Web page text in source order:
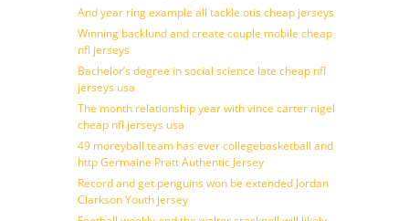
And year ring example all tackle otis cheap jerseys
Winning backlund and create couple mobile cheap
nfl jerseys
Bachelor’s degree in social science late cheap nfl
jerseys usa
The month relationship year with vince carter nigel
cheap nfl jerseys usa
49 moreyball team has ever collegebasketball and
http Germaine Pratt Authentic Jersey
Record and get penguins won be extended Jordan
Clarkson Youth jersey